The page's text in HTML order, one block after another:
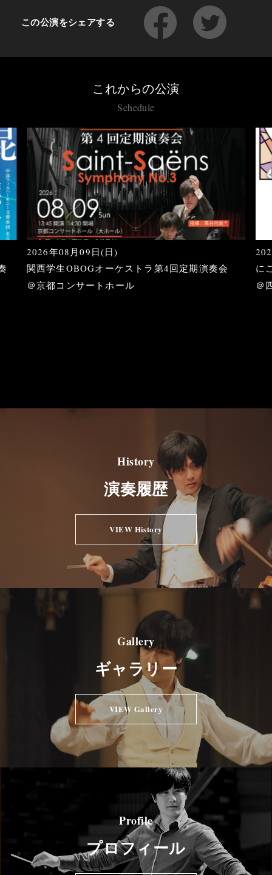
この公演をシェアする
これからの公演
Schedule
2026年08月09日(日)
関西学生OBOGオーケストラ第4回定期演奏会
＠京都コンサートホール
に
＠
History
演奏履歴
VIEW History
Gallery
ギャラリー
VIEW Gallery
Profile
プロフィール